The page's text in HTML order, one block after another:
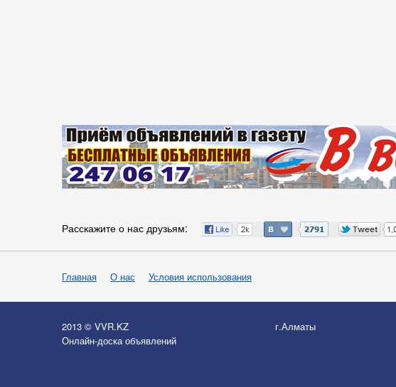
Расскажите о нас друзьям:
Главная О нас Условия использования
2013 © VVR.KZ
Онлайн-доска объявлений
г.Алматы